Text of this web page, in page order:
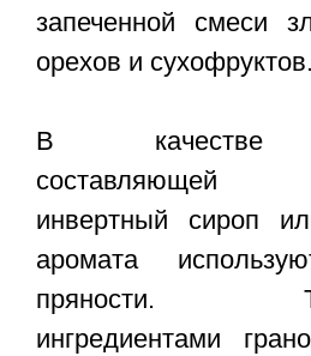
запеченной смеси
орехов и сухофруктов.
В качестве
составляющей
инвертный сироп
аромата
пряности.
ингредиентами